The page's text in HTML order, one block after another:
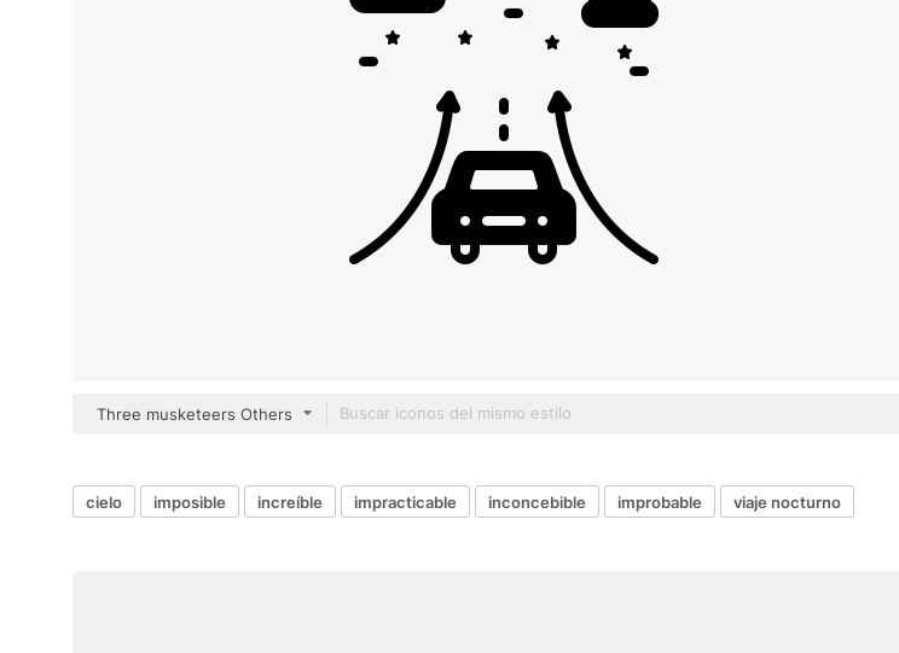
Three musketeers Others
cielo imposible increíble impracticable inconcebible improbable viaje nocturno